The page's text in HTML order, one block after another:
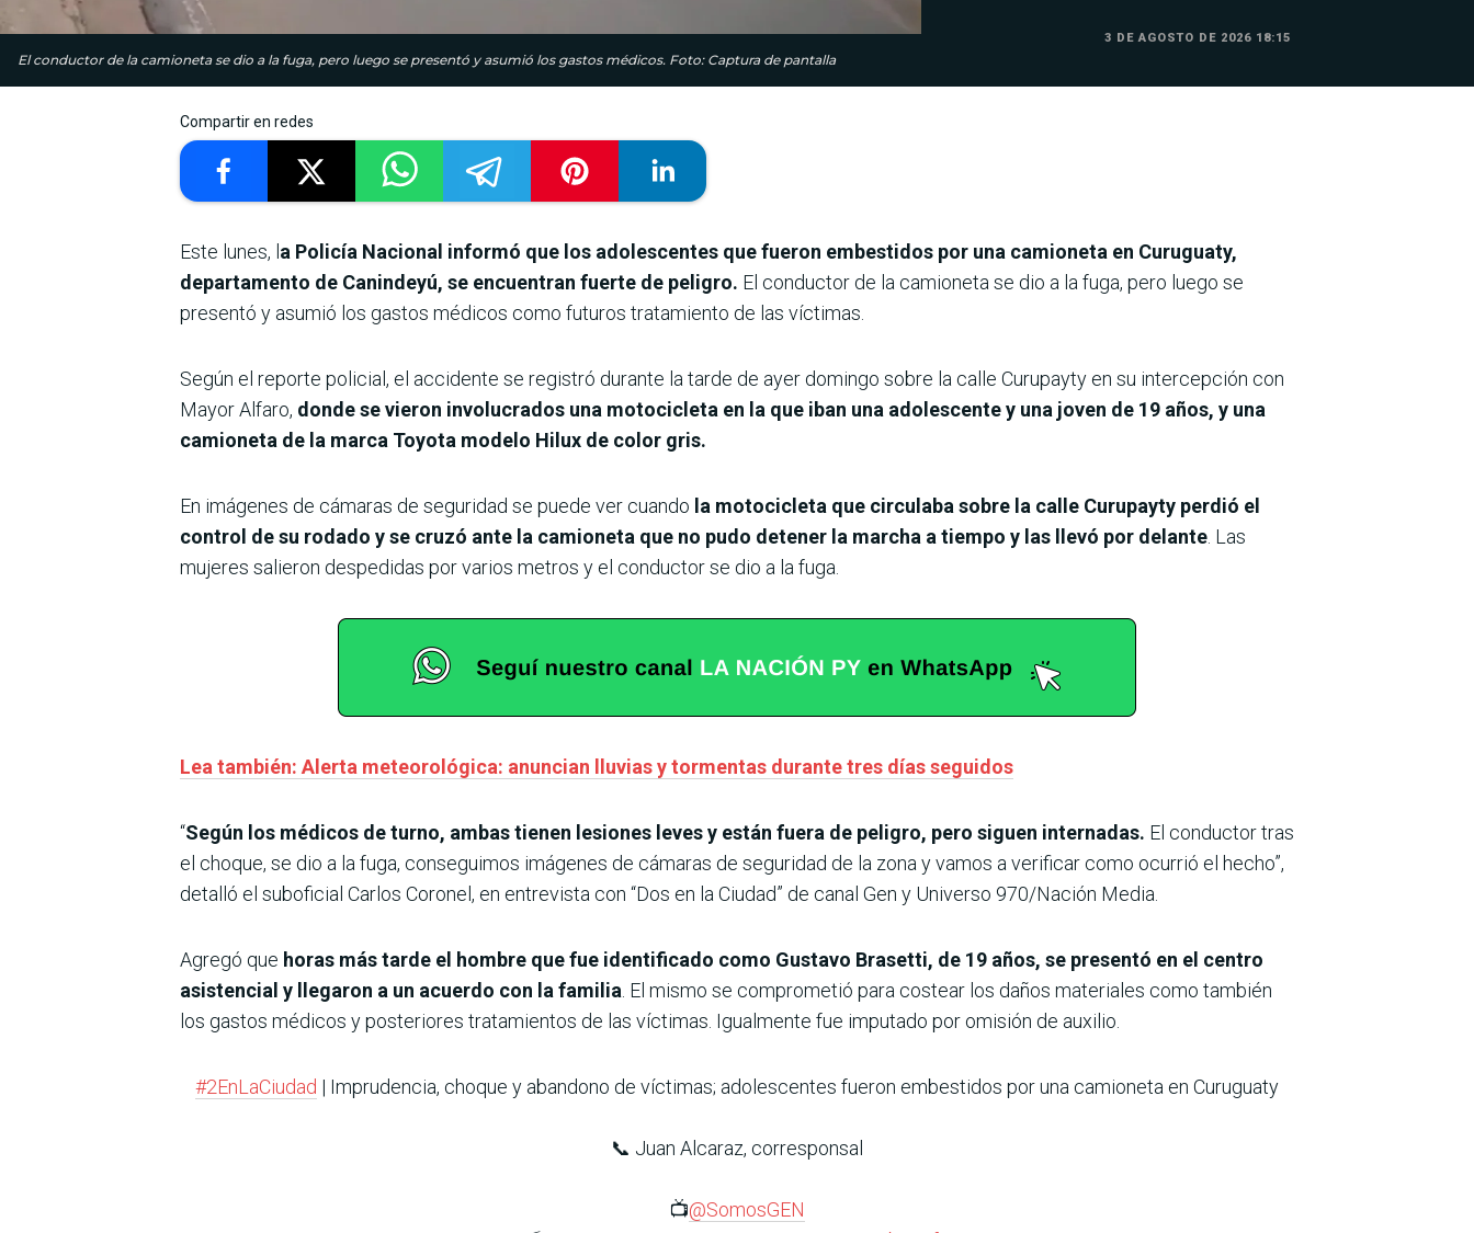
El conductor de la camioneta se dio a la fuga, pero luego se presentó y asumió los gastos médicos. Foto: Captura de pantalla
3 DE AGOSTO DE 2026 18:15
Compartir en redes
Este lunes, l a Policía Nacional informó que los adolescentes que fueron embestidos por una camioneta en Curuguaty,
departamento de Canindeyú, se encuentran fuerte de peligro. El conductor de la camioneta se dio a la fuga, pero luego se
presentó y asumió los gastos médicos como futuros tratamiento de las víctimas.
Según el reporte policial, el accidente se registró durante la tarde de ayer domingo sobre la calle Curupayty en su intercepción con
Mayor Alfaro, donde se vieron involucrados una motocicleta en la que iban una adolescente y una joven de 19 años, y una
camioneta de la marca Toyota modelo Hilux de color gris.
En imágenes de cámaras de seguridad se puede ver cuando la motocicleta que circulaba sobre la calle Curupayty perdió el
control de su rodado y se cruzó ante la camioneta que no pudo detener la marcha a tiempo y las llevó por delante . Las
mujeres salieron despedidas por varios metros y el conductor se dio a la fuga.
Lea también: Alerta meteorológica: anuncian lluvias y tormentas durante tres días seguidos
“Según los médicos de turno, ambas tienen lesiones leves y están fuera de peligro, pero siguen internadas. El conductor tras
el choque, se dio a la fuga, conseguimos imágenes de cámaras de seguridad de la zona y vamos a verificar como ocurrió el hecho”,
detalló el suboficial Carlos Coronel, en entrevista con “Dos en la Ciudad” de canal Gen y Universo 970/Nación Media.
Agregó que horas más tarde el hombre que fue identificado como Gustavo Brasetti, de 19 años, se presentó en el centro
asistencial y llegaron a un acuerdo con la familia . El mismo se comprometió para costear los daños materiales como también
los gastos médicos y posteriores tratamientos de las víctimas. Igualmente fue imputado por omisión de auxilio.
#2EnLaCiudad | Imprudencia, choque y abandono de víctimas; adolescentes fueron embestidos por una camioneta en Curuguaty
📞 Juan Alcaraz, corresponsal
📺@SomosGEN